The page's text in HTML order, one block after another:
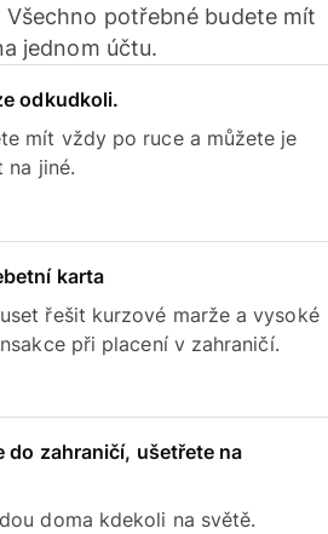
potřebné budete mít
jednom účtu.
odkudkoli.
mít vždy po ruce a můžete je
na jiné.
karta
řešit kurzové marže a vysoké
při placení v zahraničí.
do zahraničí, ušetřete na
doma kdekoli na světě.